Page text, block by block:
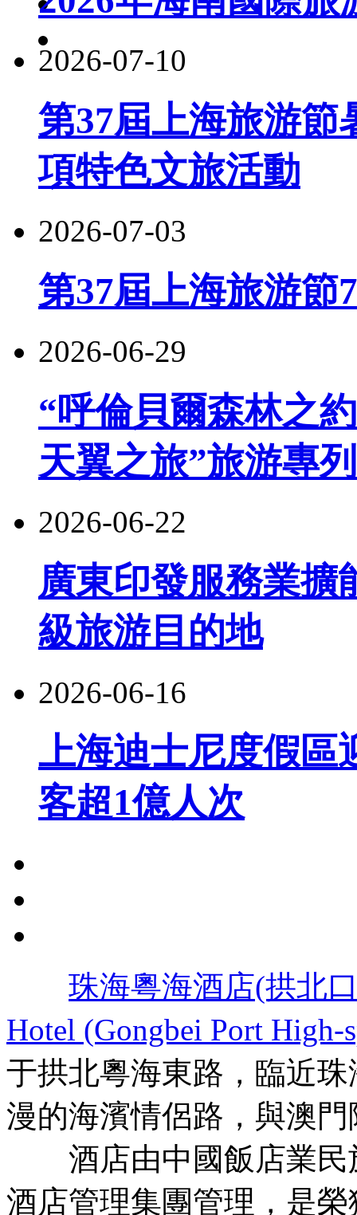
2026-07-10
第37屆上海旅游節
項特色文旅活動
2026-07-03
第37屆上海旅游節
2026-06-29
“呼倫貝爾森林之
天翼之旅”旅游專
2026-06-22
廣東印發服務業擴
級旅游目的地
2026-06-16
上海迪士尼度假區
客超1億人次
珠海粵海酒店(拱北
Hotel (Gongbei Port High-
于拱北粵海東路，臨近
漫的海濱情侶路，與澳
酒店由中國飯店業民
酒店管理集團管理，是